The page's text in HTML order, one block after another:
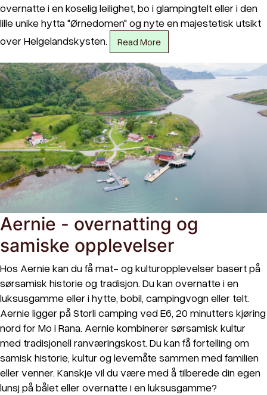
overnatte i en koselig leilighet, bo i glampingtelt eller i den
lille unike hytta "Ørnedomen" og nyte en majestetisk utsikt
over Helgelandskysten.
Read More
Aernie - overnatting og
samiske opplevelser
Hos Aernie kan du få mat- og kulturopplevelser basert på
sørsamisk historie og tradisjon. Du kan overnatte i en
luksusgamme eller i hytte, bobil, campingvogn eller telt.
Aernie ligger på Storli camping ved E6, 20 minutters kjøring
nord for Mo i Rana. Aernie kombinerer sørsamisk kultur
med tradisjonell ranværingskost. Du kan få fortelling om
samisk historie, kultur og levemåte sammen med familien
eller venner. Kanskje vil du være med å tilberede din egen
lunsj på bålet eller overnatte i en luksusgamme?